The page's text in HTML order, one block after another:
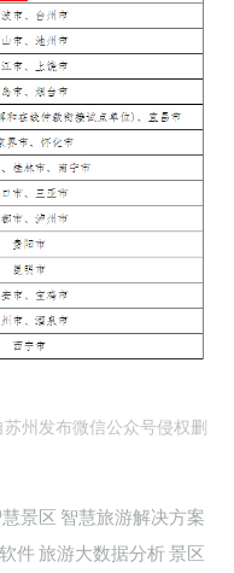
州发布微信公众号侵权删
景区 智慧旅游解决方案
件旅游大数据分析景区